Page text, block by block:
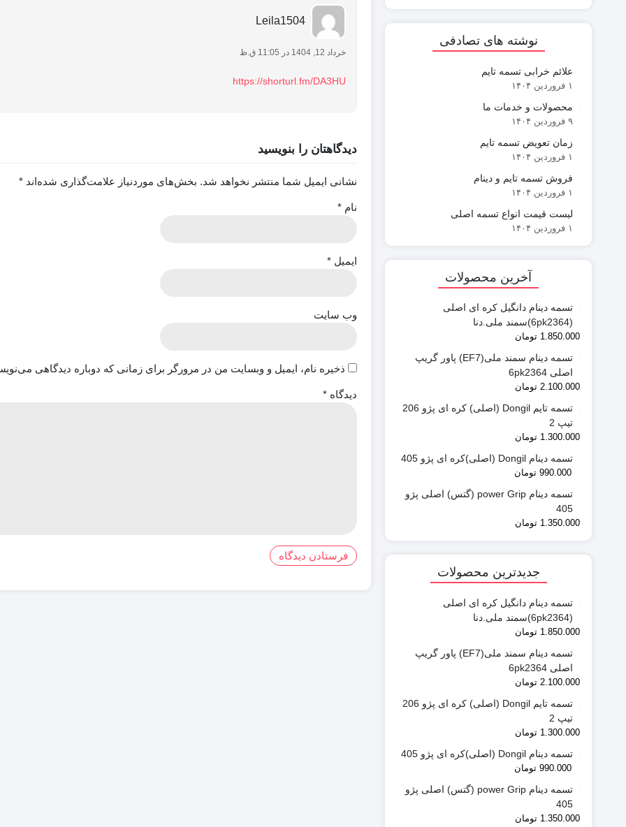
Leila1504
خرداد 12, 1404 در 11:05 ق.ظ
https://shorturl.fm/DA3HU
دیدگاهتان را بنویسید
نشانی ایمیل شما منتشر نخواهد شد. بخش‌های موردنیاز علامت‌گذاری شده‌اند*
نام*
ایمیل*
وب‌ سایت
ذخیره نام، ایمیل و وبسایت من در مرورگر برای زمانی که دوباره دیدگاهی
دیدگاه*
نوشته های تصادفی
علائم خرابی تسمه تایم
۱ فروردین ۱۴۰۴
محصولات و خدمات ما
۹ فروردین ۱۴۰۴
زمان تعویض تسمه تایم
۱ فروردین ۱۴۰۴
فروش تسمه تایم و دینام
۱ فروردین ۱۴۰۴
لیست قیمت انواع تسمه اصلی
۱ فروردین ۱۴۰۴
آخرین محصولات
تسمه دینام دانگیل کره ای اصلی
(6pk2364)سمند ملی.دنا
1.850.000 تومان
تسمه دینام سمند ملی(EF7) پاور گریپ
اصلی 6pk2364
2.100.000 تومان
تسمه تایم Dongil (اصلی) کره ای پژو 206
تیپ 2
1.300.000 تومان
تسمه دینام Dongil (اصلی)کره ای پژو 405
990.000 تومان
تسمه دینام power Grip (گتس) اصلی پژو
405
1.350.000 تومان
جدیدترین محصولات
تسمه دینام دانگیل کره ای اصلی
(6pk2364)سمند ملی.دنا
1.850.000 تومان
تسمه دینام سمند ملی(EF7) پاور گریپ
اصلی 6pk2364
2.100.000 تومان
تسمه تایم Dongil (اصلی) کره ای پژو 206
تیپ 2
1.300.000 تومان
تسمه دینام Dongil (اصلی)کره ای پژو 405
990.000 تومان
تسمه دینام power Grip (گتس) اصلی پژو
405
1.350.000 تومان